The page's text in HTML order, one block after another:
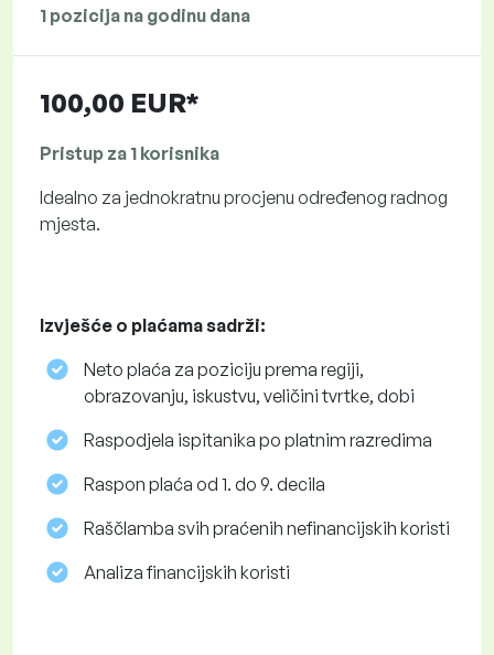
1 pozicija na godinu dana
100,00 EUR*
Pristup za 1 korisnika
Idealno za jednokratnu procjenu određenog radnog
mjesta.
Izvješće o plaćama sadrži:
Neto plaća za poziciju prema regiji,
obrazovanju, iskustvu, veličini tvrtke, dobi
Raspodjela ispitanika po platnim razredima
Raspon plaća od 1. do 9. decila
Raščlamba svih praćenih nefinancijskih koristi
Analiza financijskih koristi